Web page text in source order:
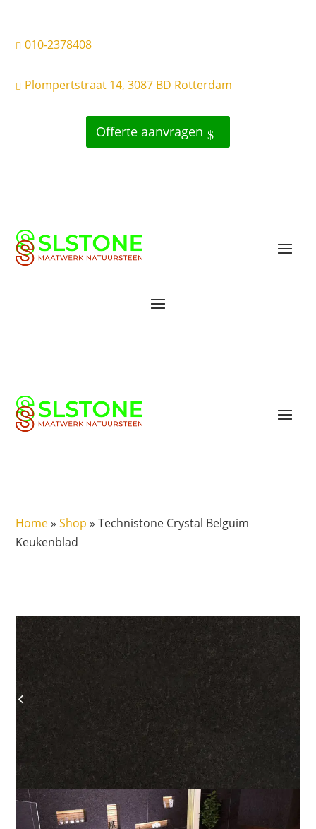
 010-2378408
 Plompertstraat 14, 3087 BD Rotterdam
Offerte aanvragen
Home»Shop »Technistone Crystal Belguim
Keukenblad